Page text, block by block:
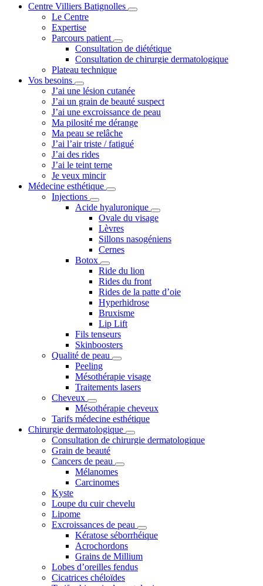
Centre Villiers Batignolles
Le Centre
Expertise
Parcours patient
Consultation de diététique
Consultation de chirurgie dermatologique
Plateau technique
Vos besoins
J’ai une lésion cutanée
J’ai un grain de beauté suspect
J’ai une excroissance de peau
Ma pilosité me dérange
Ma peau se relâche
J’ai l’air triste / fatigué
J’ai des rides
J’ai le teint terne
Je veux mincir
Médecine esthétique
Injections
Acide hyaluronique
Ovale du visage
Lèvres
Sillons nasogéniens
Cernes
Botox
Ride du lion
Rides du front
Rides de la patte d’oie
Hyperhidrose
Bruxisme
Lip Lift
Fils tenseurs
Skinboosters
Qualité de peau
Peeling
Mésothérapie visage
Traitements lasers
Cheveux
Mésothérapie cheveux
Tarifs médecine esthétique
Chirurgie dermatologique
Consultation de chirurgie dermatologique
Grain de beauté
Cancers de peau
Mélanomes
Carcinomes
Kyste
Loupe du cuir chevelu
Lipome
Excroissances de peau
Kératose séborrhéique
Acrochordons
Grains de Millium
Lobes d’oreilles fendus
Cicatrices chéloïdes